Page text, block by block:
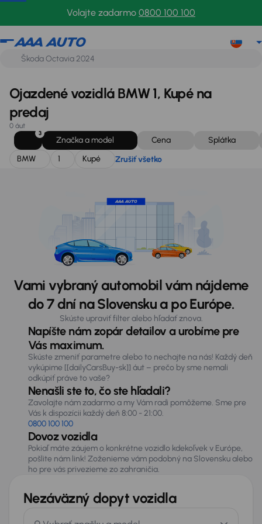
Volajte zadarmo 0800 100 100
BMW
Ojazdené vozidlá BMW 1, Kupé na
predaj
0 áut
3
Značka a model Cena
Splátka
BMW
1 Kupé Zrušiť všetko
Vami vybraný automobil vám nájdeme
do 7 dní na Slovensku a po Európe.
Skúste upraviť filter alebo hľadať znova.
Napíšte nám zopár detailov a urobíme pre
Vás maximum.
Skúste zmeniť parametre alebo to nechajte na nás! Každý deň
vykúpime [[dailyCarsBuy-sk]] áut – prečo by sme nemali
odkúpiť práve to vaše?
Nenašli ste to, čo ste hľadali?
Zavolajte nám zadarmo a my Vám radi pomôžeme. Sme pre
Vás k dispozícii každý deň 8:00 - 21:00.
0800 100 100
Dovoz vozidla
Pokiaľ máte záujem o konkrétne vozidlo kdekoľvek v Európe,
pošlite nám link! Zoženieme vám podobný na Slovensku alebo
ho pre vás privezieme zo zahraničia.
Nezáväzný dopyt vozidla